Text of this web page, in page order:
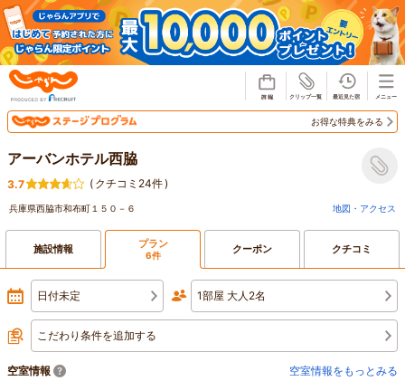
お得な特典をみる
アーバンホテル西脇
3.7 ( クチコミ24件)
兵庫県西脇市和布町１５０－６ 地図・アクセス
施設情報 プラン
6件 クーポン クチコミ
日付未定 1部屋 大人2名
こだわり条件を追加する
空室情報 空室情報をもっとみる